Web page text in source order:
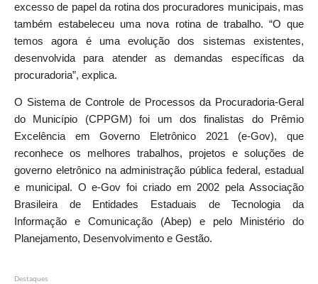
excesso de papel da rotina dos procuradores municipais, mas
também estabeleceu uma nova rotina de trabalho. “O que
temos agora é uma evolução dos sistemas existentes,
desenvolvida para atender as demandas específicas da
procuradoria”, explica.
O Sistema de Controle de Processos da Procuradoria-Geral
do Município (CPPGM) foi um dos finalistas do Prêmio
Excelência em Governo Eletrônico 2021 (e-Gov), que
reconhece os melhores trabalhos, projetos e soluções de
governo eletrônico na administração pública federal, estadual
e municipal. O e-Gov foi criado em 2002 pela Associação
Brasileira de Entidades Estaduais de Tecnologia da
Informação e Comunicação (Abep) e pelo Ministério do
Planejamento, Desenvolvimento e Gestão.
Destaques